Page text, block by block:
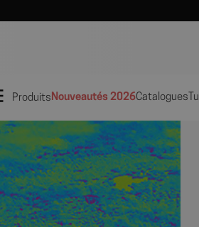
Produits Nouveautés 2026Catalogues